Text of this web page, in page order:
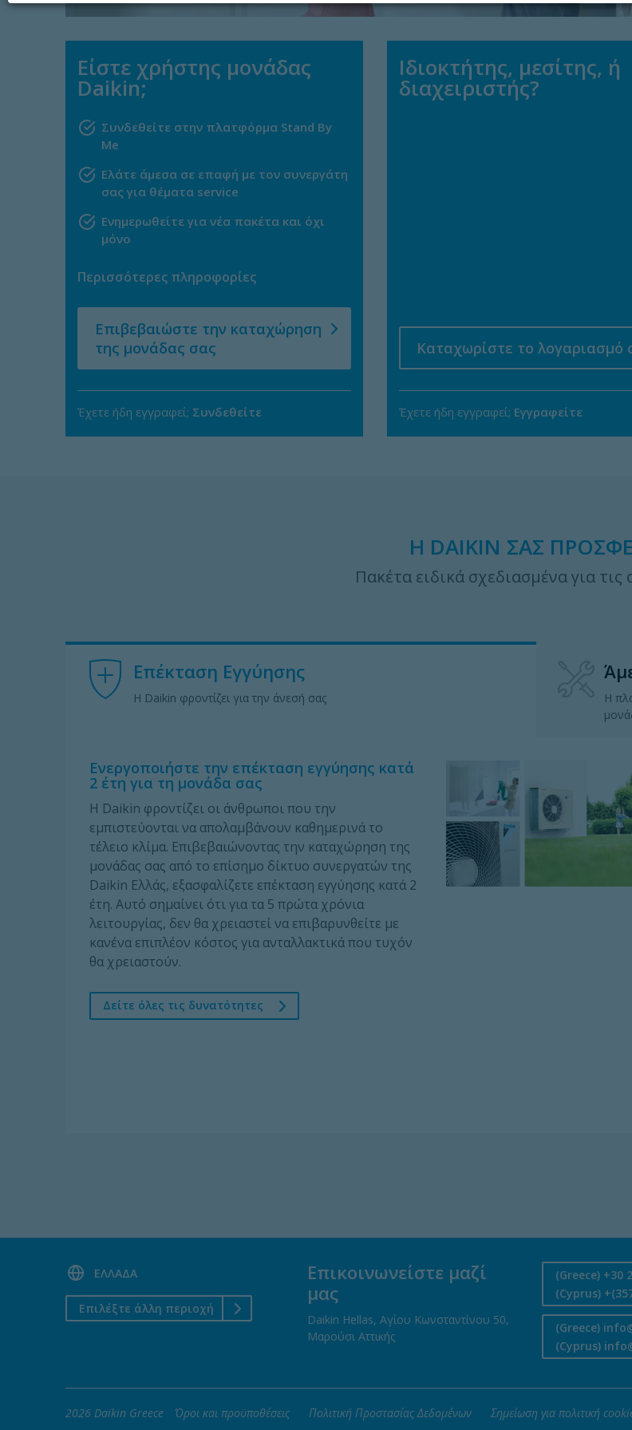
Είστε χρήστης μονάδας
Daikin;
Συνδεθείτε στην πλατφόρμα Stand By
Me
Ελάτε άμεσα σε επαφή με τον συνεργάτη
σας για θέματα service
Ενημερωθείτε για νέα πακέτα και όχι
μόνο
Περισσότερες πληροφορίες
Επιβεβαιώστε την καταχώρηση
της μονάδας σας
Έχετε ήδη εγγραφεί; Συνδεθείτε
Ιδιοκτήτης, μεσίτης, ή
διαχειριστής?
Καταχωρίστε το λογαριασμό
Έχετε ήδη εγγραφεί; Εγγραφείτε
Η DAIKIN ΣΆΣ
Πακέτα ειδικά σχεδιασμένα για τις
Επέκταση Εγγύησης
Η Daikin φροντίζει για την άνεσή σας
Η
Ενεργοποιήστε την επέκταση εγγύησης κατά
2 έτη για τη μονάδα σας
Η Daikin φροντίζει οι άνθρωποι που την
εμπιστεύονται να απολαμβάνουν καθημερινά το
τέλειο κλίμα. Επιβεβαιώνοντας την καταχώρηση της
μονάδας σας από το επίσημο δίκτυο συνεργατών της
Daikin Ελλάς, εξασφαλίζετε επέκταση εγγύησης κατά 2
έτη. Αυτό σημαίνει ότι για τα 5 πρώτα χρόνια
λειτουργίας, δεν θα χρειαστεί να επιβαρυνθείτε με
κανένα επιπλέον κόστος για ανταλλακτικά που τυχόν
θα χρειαστούν.
Δείτε όλες τις δυνατότητες
ΕΛΛΑΔΑ
Επιλέξτε άλλη περιοχή
Επικοινωνείστε μαζί
μας
Daikin Hellas, Αγίου Κωνσταντίνου 50,
Μαρούσι Αττικής
(Greece) +30
(Cyprus)
(Greece)
(Cyprus)
2026 Daikin Greece Όροι και προϋποθέσεις Πολιτική Προστασίας Δεδομένων Σημείωση για πολιτική